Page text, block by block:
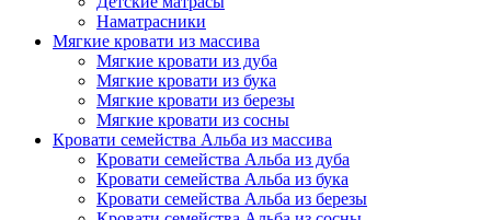
Наматрасники
Мягкие кровати из массива
Мягкие кровати из дуба
Мягкие кровати из бука
Мягкие кровати из березы
Мягкие кровати из сосны
Кровати семейства Альба из массива
Кровати семейства Альба из дуба
Кровати семейства Альба из бука
Кровати семейства Альба из березы